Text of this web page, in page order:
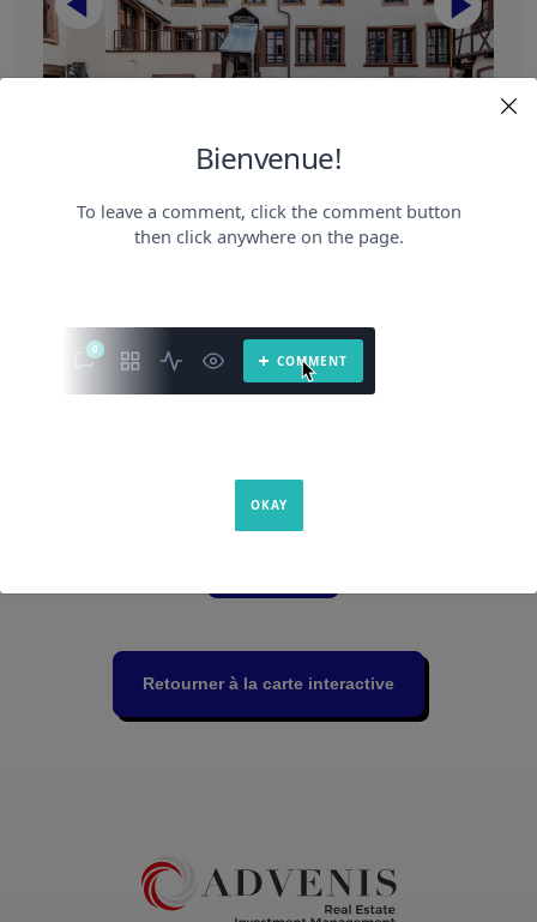
Dentelles Strasbourg
Montant d’invest. Foncier HD 588 202 €
Date d’acquisition
Typologie
Retourner à la carte interactive